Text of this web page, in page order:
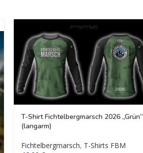
T-Shirt Fichtelbergmarsch 2026 „Grün“
(langarm)
Fichtelbergmarsch, T-Shirts FBM